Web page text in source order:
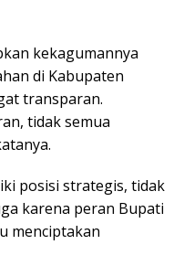
kekagumannya
di Kabupaten
transparan.
tidak semua
posisi strategis, tidak
karena peran Bupati
menciptakan